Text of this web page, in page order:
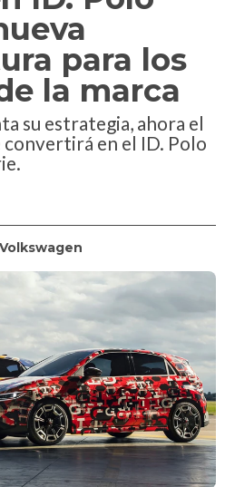
para los
la marca
su estrategia, ahora el
en el ID. Polo
Volkswagen